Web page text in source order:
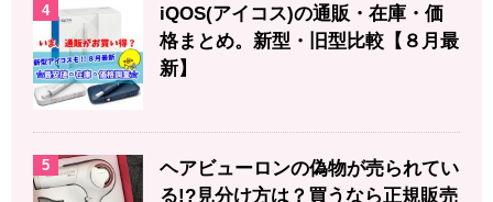
4
iQOS(アイコス)の通販・在庫・価
格まとめ。新型・旧型比較【８月最
新】
5
ヘアビューロンの偽物が売られてい
る!?見分け方は？買うなら正規販売